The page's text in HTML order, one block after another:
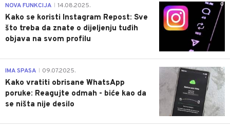
0
NOVA FUNKCIJA 14.08.2025.
Kako se koristi Instagram Repost: Sve
što treba da znate o dijeljenju tuđih
objava na svom profilu
0
IMA SPASA 09.07.2025.
Kako vratiti obrisane WhatsApp
poruke: Reagujte odmah - biće kao da
se ništa nije desilo